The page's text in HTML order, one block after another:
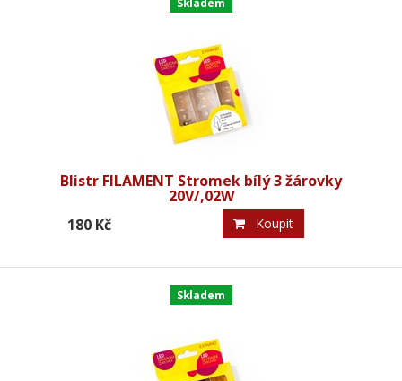
Blistr FILAMENT Stromek bílý 3 žárovky
20V/,02W
Skladem
180 Kč Koupit
Skladem